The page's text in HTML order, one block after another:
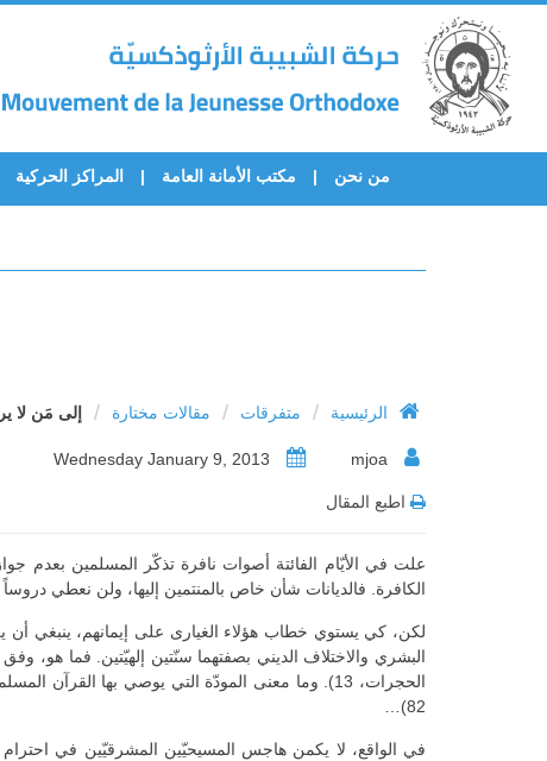
من نحن مكتب الأمانة العامة المراكز الحركية
الرئيسية / متفرقات / مقالات مختارة / إلى مَن لا
اطبع المقال
علت في الأيّام الفائتة أصوات نافرة تذكّر المسلمين بعدم جواز
الكافرة. فالديانات شأن خاص بالمنتمين إليها، ولن نعطي
لكن، كي يستوي خطاب هؤلاء الغيارى على إيمانهم، ينبغي أن
البشري والاختلاف الديني بصفتهما سنّتين إلهيّتين. فما هو،
الحجرات، 13). وما معنى المودّة التي يوصي بها
82)…
في الواقع، لا يكمن هاجس المسيحيّين المشرقيّين في احترام